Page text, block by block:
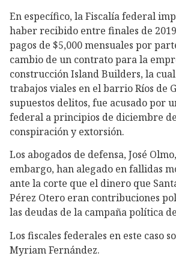
En específico, la Fiscalía federal
haber recibido entre finales de
pagos de $5,000 mensuales por
cambio de un contrato para la
construcción Island Builders, la
trabajos viales en el barrio Ríos de
supuestos delitos, fue acusado por
federal a principios de diciembre
conspiración y extorsión.
Los abogados de defensa, José
embargo, han alegado en fallidas
ante la corte que el dinero que
Pérez Otero eran contribuciones
las deudas de la campaña política
Los fiscales federales en este caso
Myriam Fernández.